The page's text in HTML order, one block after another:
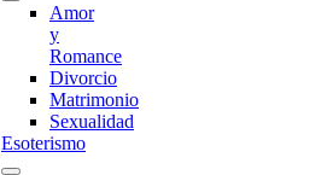
Amor
y
Romance
Divorcio
Matrimonio
Sexualidad
Esoterismo